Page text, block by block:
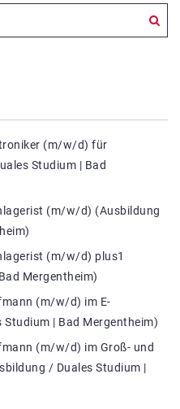
(m/w/d) für
Studium | Bad
(m/w/d) (Ausbildung
(m/w/d) plus1
Mergentheim)
(m/w/d) im E-
| Bad Mergentheim)
(m/w/d) im Groß- und
/ Duales Studium |